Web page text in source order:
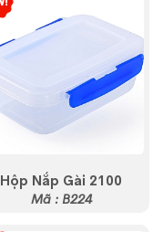
Hộp Nắp Gài 2100
Mã : B224